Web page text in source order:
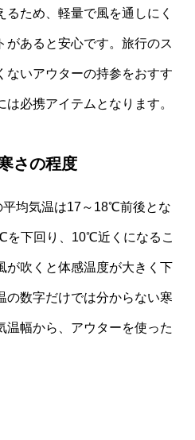
ため、軽量で風を通しにく
があると安心です。旅行のス
ないアウターの持参をおすす
必携アイテムとなります。
さの程度
均気温は17～18℃前後とな
を下回り、10℃近くになるこ
が吹くと体感温度が大きく下
の数字だけでは分からない寒
温幅から、アウターを使った